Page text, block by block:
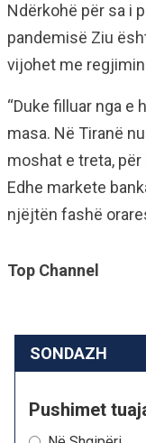
Ndërkohë për sa i
pandemisë Ziu
vijohet me
“Duke filluar nga
masa. Në Tiranë
moshat e treta,
Edhe markete
njëjtën fashë
Top Channel
SONDAZH
Pushimet